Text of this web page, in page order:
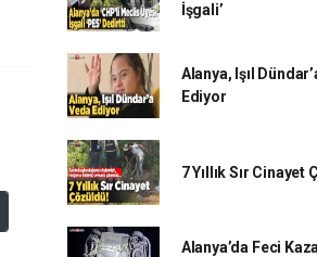
İşgali’
Alanya, Işıl
Ediyor
7 Yıllık Sır Cinayet
Alanya’da Feci